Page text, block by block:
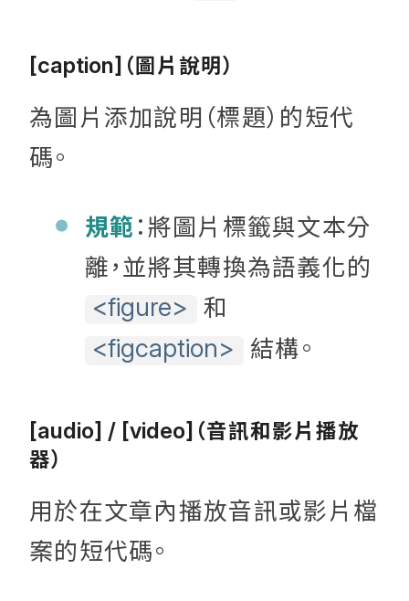
[caption] （圖片說明）
為圖片添加說明（標題）的短代
碼。
規範：將圖片標籤與文本分
離，並將其轉換為語義化的
<figure> 和
<figcaption> 結構。
[audio] / [video] （音訊和影片播放
器）
用於在文章內播放音訊或影片檔
案的短代碼。